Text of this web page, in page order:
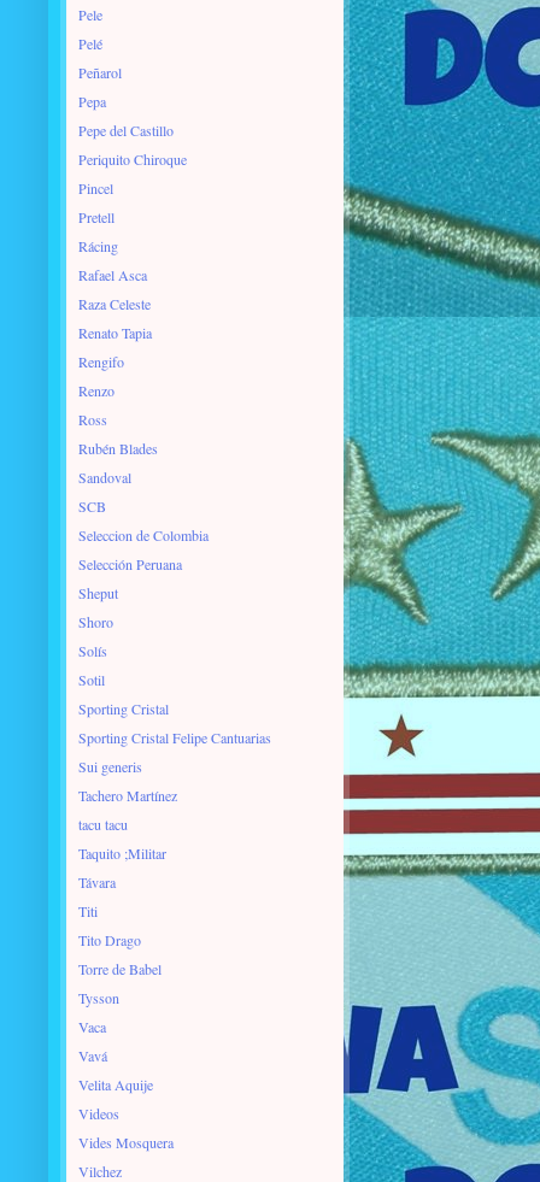
Pele
Pelé
Peñarol
Pepa
Pepe del Castillo
Periquito Chiroque
Pincel
Pretell
Rácing
Rafael Asca
Raza Celeste
Renato Tapia
Rengifo
Renzo
Ross
Rubén Blades
Sandoval
SCB
Seleccion de Colombia
Selección Peruana
Sheput
Shoro
Solís
Sotil
Sporting Cristal
Sporting Cristal Felipe Cantuarias
Sui generis
Tachero Martínez
tacu tacu
Taquito ;Militar
Távara
Titi
Tito Drago
Torre de Babel
Tysson
Vaca
Vavá
Velita Aquije
Videos
Vides Mosquera
Vilchez